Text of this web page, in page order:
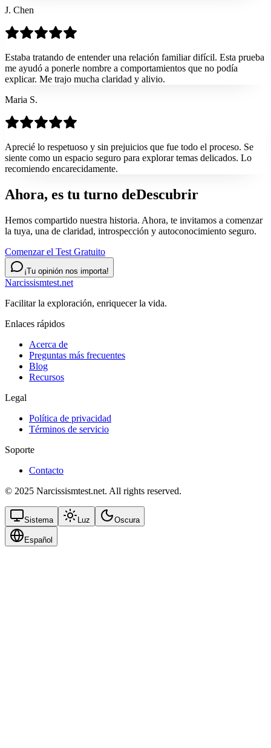
J. Chen
Estaba tratando de entender una relación familiar difícil. Esta prueba
me ayudó a ponerle nombre a comportamientos que no podía
explicar. Me trajo mucha claridad y alivio.
Maria S.
Aprecié lo respetuoso y sin prejuicios que fue todo el proceso. Se
siente como un espacio seguro para explorar temas delicados. Lo
recomiendo encarecidamente.
Ahora, es tu turno deDescubrir
Hemos compartido nuestra historia. Ahora, te invitamos a comenzar
la tuya, una de claridad, introspección y autoconocimiento seguro.
Comenzar el Test Gratuito
¡Tu opinión nos importa!
Narcissismtest.net
Facilitar la exploración, enriquecer la vida.
Enlaces rápidos
Acerca de
Preguntas más frecuentes
Blog
Recursos
Legal
Política de privacidad
Términos de servicio
Soporte
Contacto
© 2025 Narcissismtest.net. All rights reserved.
Sistema Luz Oscura
Español